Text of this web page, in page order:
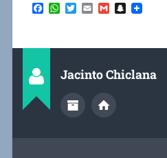
Facebook
WhatsApp
Twitter
EmailGmailSnapchat
Jacinto Chiclana